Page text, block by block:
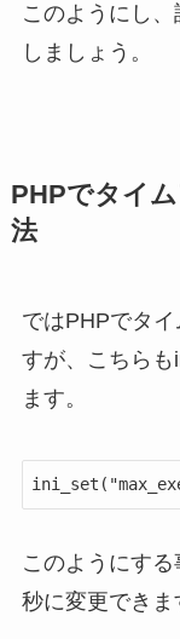
このようにし
しましょう。
PHPでタイ
法
ではPHPでタ
すが、こちら
ます。
このようにす
秒に変更できま